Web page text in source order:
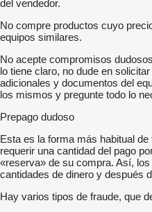
del vendedor.
No compre productos cuyo
equipos similares.
No acepte compromisos
lo tiene claro, no dude en
adicionales y documentos del
los mismos y pregunte todo lo
Prepago dudoso
Esta es la forma más habitual
requerir una cantidad del pago
«reserva» de su compra. Así,
cantidades de dinero y después
Hay varios tipos de fraude, que